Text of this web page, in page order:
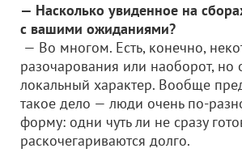
— Насколько увиденное на
с вашими ожиданиями?
— Во многом. Есть, конечно,
разочарования или наоборот, но
локальный характер. Вообще
такое дело — люди очень по-
форму: одни чуть ли не сразу
раскочегариваются долго.